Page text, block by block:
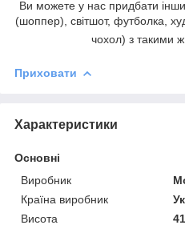
Ви можете у нас придбати
(шоппер), світшот, футболка,
чохол) з такими
Приховати
Характеристики
Основні
Виробник
Країна виробник
Висота